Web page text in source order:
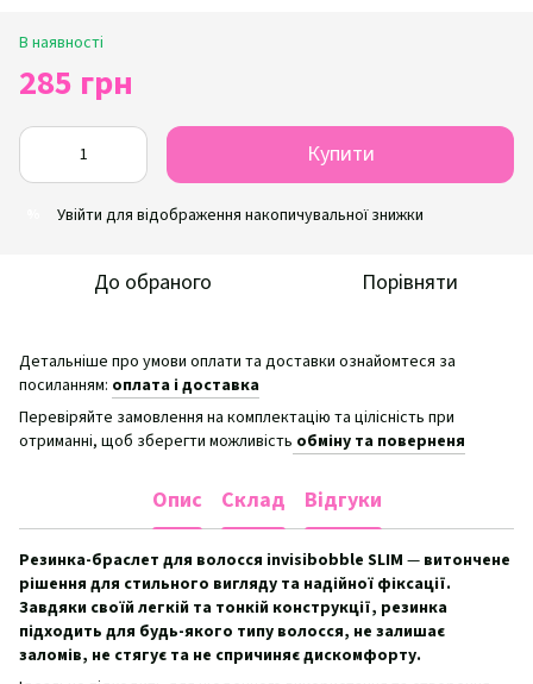
В наявності
285 грн
Купити
Увійти для відображення накопичувальної знижки
До обраного Порівняти
Детальніше про умови оплати та доставки ознайомтеся за
посиланням: оплата і доставка
Перевіряйте замовлення на комплектацію та цілісність при
отриманні, щоб зберегти можливість обміну та поверненя
Опис Склад Відгуки
Резинка-браслет для волосся invisibobble SLIM — витончене
рішення для стильного вигляду та надійної фіксації.
Завдяки своїй легкій та тонкій конструкції, резинка
підходить для будь-якого типу волосся, не залишає
заломів, не стягує та не спричиняє дискомфорту.